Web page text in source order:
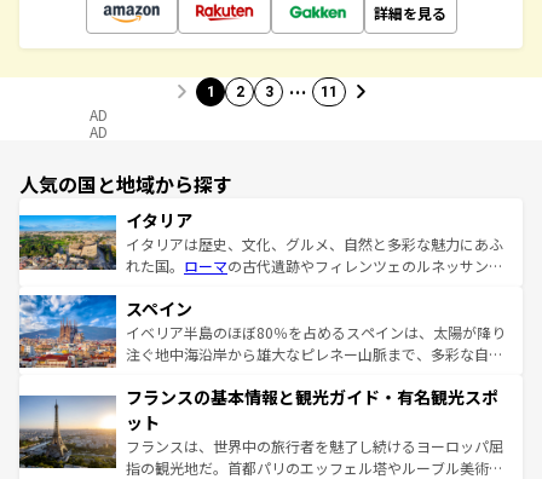
詳細を見る
1 2 3 … 11
AD
AD
人気の国と地域から探す
イタリア
イタリアは歴史、文化、グルメ、自然と多彩な魅力にあふ
れた国。 ローマの古代遺跡やフィレンツェのルネッサンス
ろん、トスカーナの美しい田園風景やアマルフィ海岸の絶
景など、自然景観も見逃せない。観光の合間には、本場の
ピザやパスタなど、絶品のイタリア料理を堪能することも
ませてくれるイタリアで、忘れられない旅をしてみよう！
なお、新着のイタリア情報は
しい。
スペイン
イベリア半島のほぼ80％を占めるスペインは、太陽が降り
注ぐ地中海沿岸から雄大なピレネー山脈まで、多彩な自然
文化が根付くこの国では、情熱的なフラメンコ、熱気あふ
れる闘牛、そして美味しいタパスが生活の一部となってい
る。首都マドリードの洗練された雰囲気や、バルセロナの
アートに溢れた街角から、地方では古代ローマ遺跡や中世
フランスの基本情報と観光ガイド・有名観光スポ
ット
フランスは、世界中の旅行者を魅了し続けるヨーロッパ屈
指の観光地だ。首都パリのエッフェル塔やルーブル美術館